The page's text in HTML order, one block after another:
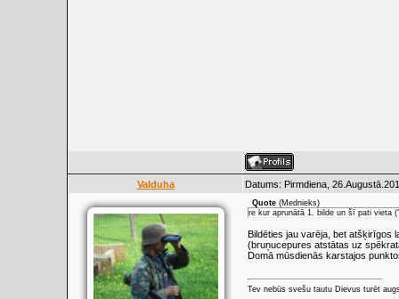
Valduha Datums: Pirmdiena,
Quote (Mednieks)
re kur aprunātā 1. bilde un šī pati vieta
Bildēties jau varēja, bet atšķirīgos
(bruņucepures atstātas uz
Domā mūsdienās karstajos
Tev nebūs svešu tautu Dievus turēt